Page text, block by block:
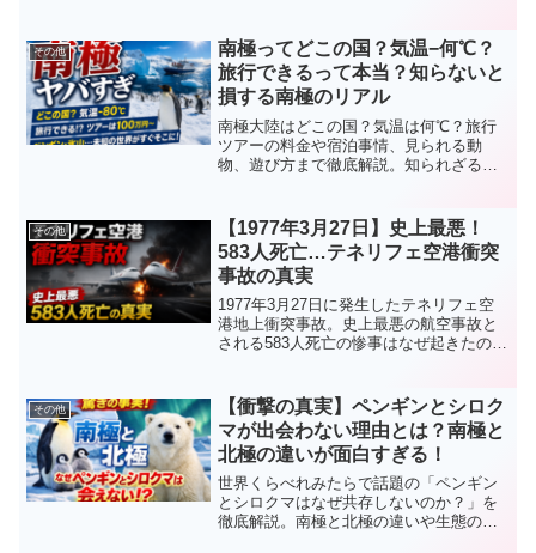
その他
南極ってどこの国？気温−何℃？
旅行できるって本当？知らないと
損する南極のリアル
南極大陸はどこの国？気温は何℃？旅行
ツアーの料金や宿泊事情、見られる動
物、遊び方まで徹底解説。知られざる南
その他
【1977年3月27日】史上最悪！
583人死亡…テネリフェ空港衝突
事故の真実
1977年3月27日に発生したテネリフェ空
港地上衝突事故。史上最悪の航空事故と
される583人死亡の惨事はなぜ起きたの
その他
【衝撃の真実】ペンギンとシロク
マが出会わない理由とは？南極と
北極の違いが面白すぎる！
世界くらべれみたらで話題の「ペンギン
とシロクマはなぜ共存しないのか？」を
徹底解説。南極と北極の違いや生態の秘